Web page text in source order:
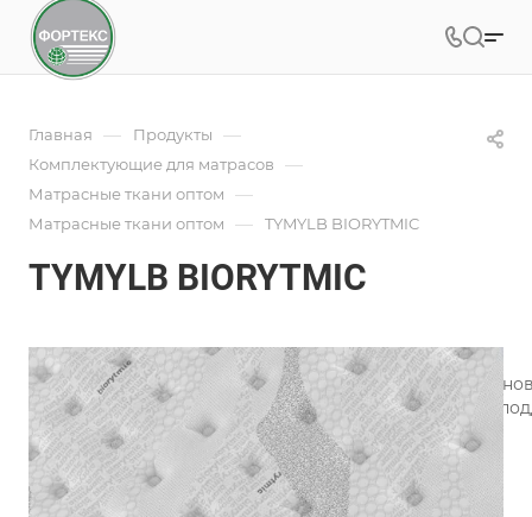
Главная — Продукты —
Комплектующие для матрасов —
Матрасные ткани оптом —
Матрасные ткани оптом — TYMYLB BIORYTMIC
TYMYLB BIORYTMIC
Под заказ TYMYLB_BIORYTMIC
Инновационная матрасная ткань Biorytmic Sleep, в
специальных натуральных минералов, способствует
Подробности
Характеристики